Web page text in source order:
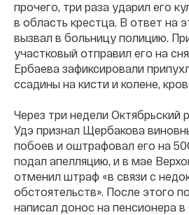
прочего, три раза ударил его
в область крестца. В ответ на
вызвал в больницу полицию.
участковый отправил его на
Ербаева зафиксировали
ссадины на кисти и колене,
Через три недели Октябрьский
Удэ признал Щербакова
побоев и оштрафовал его на
подал апелляцию, и в мае
отменил штраф «в связи с
обстоятельств». После этого
написал донос на пенсионера